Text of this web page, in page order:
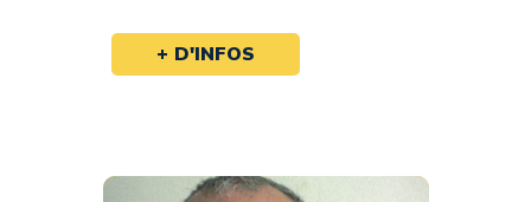
+ D'INFOS